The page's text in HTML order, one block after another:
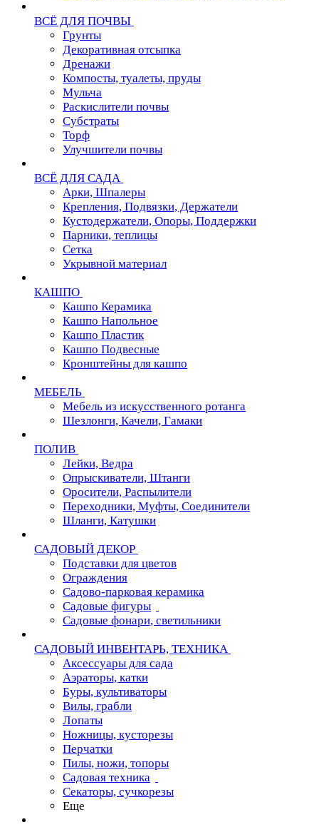
ВСЁ ДЛЯ ПОЧВЫ
Грунты
Декоративная отсыпка
Дренажи
Компосты, туалеты, пруды
Мульча
Раскислители почвы
Субстраты
Торф
Улучшители почвы
ВСЁ ДЛЯ САДА
Арки, Шпалеры
Крепления, Подвязки, Держатели
Кустодержатели, Опоры, Поддержки
Парники, теплицы
Сетка
Укрывной материал
КАШПО
Кашпо Керамика
Кашпо Напольное
Кашпо Пластик
Кашпо Подвесные
Кронштейны для кашпо
МЕБЕЛЬ
Мебель из искусственного ротанга
Шезлонги, Качели, Гамаки
ПОЛИВ
Лейки, Ведра
Опрыскиватели, Штанги
Оросители, Распылители
Переходники, Муфты, Соединители
Шланги, Катушки
САДОВЫЙ ДЕКОР
Подставки для цветов
Ограждения
Садово-парковая керамика
Садовые фигуры
Садовые фонари, светильники
САДОВЫЙ ИНВЕНТАРЬ, ТЕХНИКА
Аксессуары для сада
Аэраторы, катки
Буры, культиваторы
Вилы, грабли
Лопаты
Ножницы, кусторезы
Перчатки
Пилы, ножи, топоры
Садовая техника
Секаторы, сучкорезы
Еще